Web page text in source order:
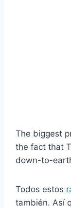
The biggest
the fact that
down-to-
Todos estos
también. Así